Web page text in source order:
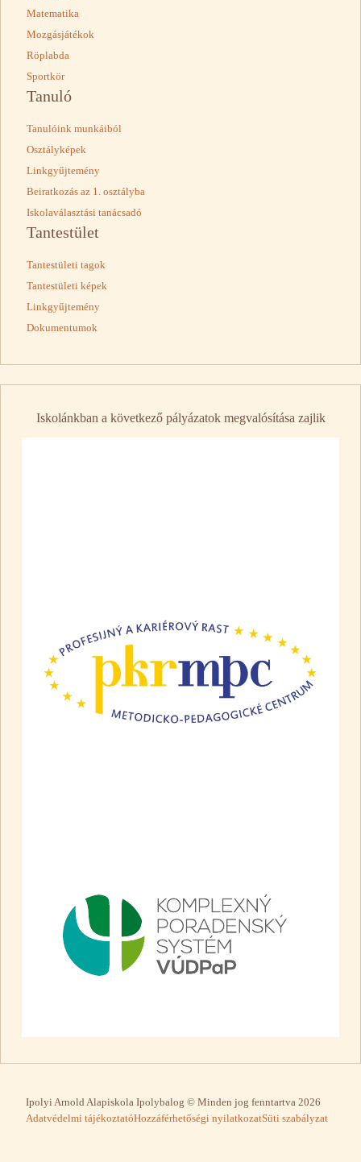
Matematika
Mozgásjátékok
Röplabda
Sportkör
Tanuló
Tanulóink munkáiból
Osztályképek
Linkgyűjtemény
Beiratkozás az 1. osztályba
Iskolaválasztási tanácsadó
Tantestület
Tantestületi tagok
Tantestületi képek
Linkgyűjtemény
Dokumentumok
Iskolánkban a következő pályázatok megvalósítása zajlik
Ipolyi Arnold Alapiskola Ipolybalog © Minden jog fenntartva 2026
Adatvédelmi tájékoztatóHozzáférhetőségi nyilatkozatSüti szabályzat